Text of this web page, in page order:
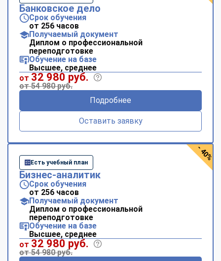
Банковское дело
Срок обучения
от 256 часов
Получаемый документ
Диплом о профессиональной
переподготовке
Обучение на базе
Высшее, среднее
от 32 980 руб.
от 54 980 руб.
Подробнее
Оставить заявку
Есть учебный план
Бизнес-аналитик
Срок обучения
от 256 часов
Получаемый документ
Диплом о профессиональной
переподготовке
Обучение на базе
Высшее, среднее
от 32 980 руб.
от 54 980 руб.
- 40%